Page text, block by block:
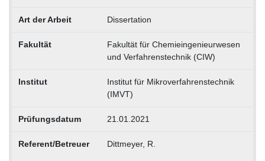
Art der Arbeit Dissertation
Fakultät
Fakultät für Chemieingenieurwesen
und Verfahrenstechnik (CIW)
Institut
Institut für Mikroverfahrenstechnik
(IMVT)
Prüfungsdatum 21.01.2021
Referent/Betreuer Dittmeyer, R.